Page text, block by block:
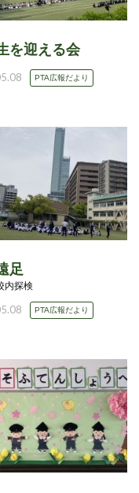
を迎える会
PTA広報だより
足
内探検
PTA広報だより